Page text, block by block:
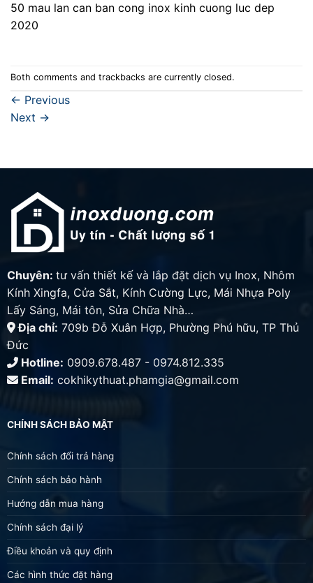
50 mau lan can ban cong inox kinh cuong luc dep
2020
Both comments and trackbacks are currently closed.
← Previous
Next →
Chuyên: tư vấn thiết kế và lắp đặt dịch vụ Inox, Nhôm
Kính Xingfa, Cửa Sắt, Kính Cường Lực, Mái Nhựa Poly
Lấy Sáng, Mái tôn, Sửa Chữa Nhà…
Địa chỉ: 709b Đỗ Xuân Hợp, Phường Phú hữu, TP Thủ
Đức
Hotline: 0909.678.487 - 0974.812.335
Email: cokhikythuat.phamgia@gmail.com
CHÍNH SÁCH BẢO MẬT
Chính sách đổi trả hàng
Chính sách bảo hành
Hướng dẫn mua hàng
Chính sách đại lý
Điều khoản và quy định
Các hình thức đặt hàng